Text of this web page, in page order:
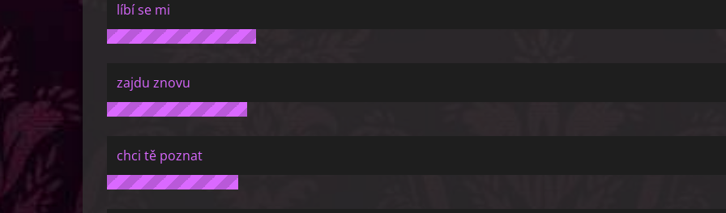
líbí se mi
zajdu znovu
chci tě poznat